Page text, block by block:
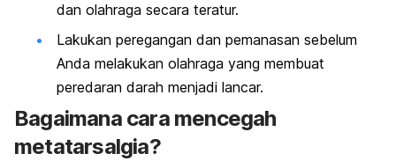
dan olahraga secara teratur.
Lakukan peregangan dan pemanasan sebelum
Anda melakukan olahraga yang membuat
peredaran darah menjadi lancar.
Bagaimana cara mencegah
metatarsalgia?